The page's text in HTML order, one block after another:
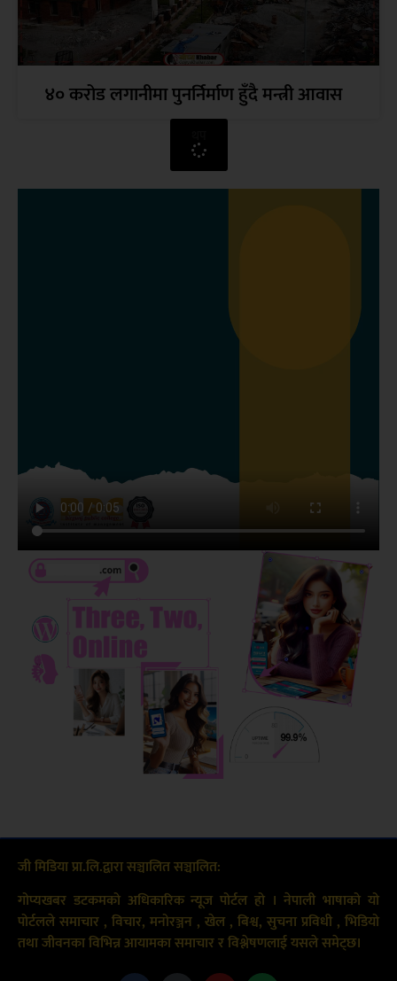
४० करोड लगानीमा पुनर्निर्माण हुँदै मन्त्री आवास
जी मिडिया प्रा.लि.द्वारा सञ्चालित सञ्चालित:
गोप्यखबर डटकमको अधिकारिक न्यूज पोर्टल हो । नेपाली भाषाको यो
पोर्टलले समाचार , विचार, मनोरञ्जन , खेल , बिश्व, सुचना प्रविधी , भिडियो
तथा जीवनका विभिन्न आयामका समाचार र विश्लेषणलाई यसले समेट्छ।